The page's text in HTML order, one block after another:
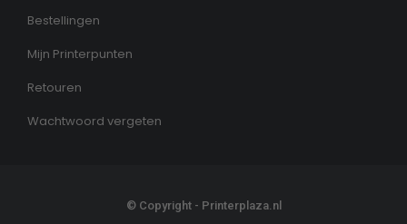
Bestellingen
Mijn Printerpunten
Retouren
Wachtwoord vergeten
© Copyright - Printerplaza.nl